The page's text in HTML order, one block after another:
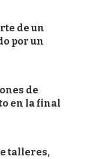
de un
por un
de
en la final
talleres,